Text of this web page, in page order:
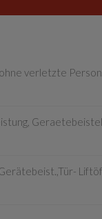
verletzte